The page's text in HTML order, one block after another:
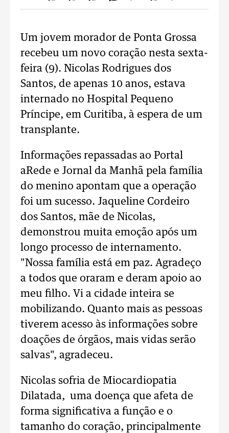
Um jovem morador de Ponta Grossa
recebeu um novo coração nesta sexta-
feira (9). Nicolas Rodrigues dos
Santos, de apenas 10 anos, estava
internado no Hospital Pequeno
Príncipe, em Curitiba, à espera de um
transplante.
Informações repassadas ao Portal
aRede e Jornal da Manhã pela família
do menino apontam que a operação
foi um sucesso. Jaqueline Cordeiro
dos Santos, mãe de Nicolas,
demonstrou muita emoção após um
longo processo de internamento.
"Nossa família está em paz. Agradeço
a todos que oraram e deram apoio ao
meu filho. Vi a cidade inteira se
mobilizando. Quanto mais as pessoas
tiverem acesso às informações sobre
doações de órgãos, mais vidas serão
salvas", agradeceu.
Nicolas sofria de Miocardiopatia
Dilatada, uma doença que afeta de
forma significativa a função e o
tamanho do coração, principalmente